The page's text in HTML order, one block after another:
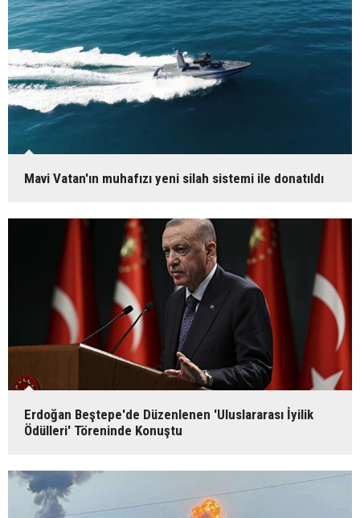
Mavi Vatan'ın muhafızı yeni silah sistemi ile donatıldı
Erdoğan Beştepe'de Düzenlenen 'Uluslararası İyilik
Ödülleri' Töreninde Konuştu